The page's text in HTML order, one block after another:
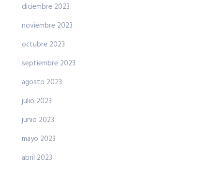
diciembre 2023
noviembre 2023
octubre 2023
septiembre 2023
agosto 2023
julio 2023
junio 2023
mayo 2023
abril 2023